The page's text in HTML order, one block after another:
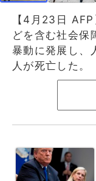
【4月23日
どを含む社会保
暴動に発展し、
人が死亡した。